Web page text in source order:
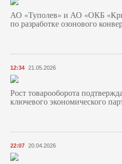
АО «Туполев» и АО «ОКБ
по разработке озонового
12:34 21.05.2026
Рост товарооборота
ключевого экономического
22:07 20.04.2026